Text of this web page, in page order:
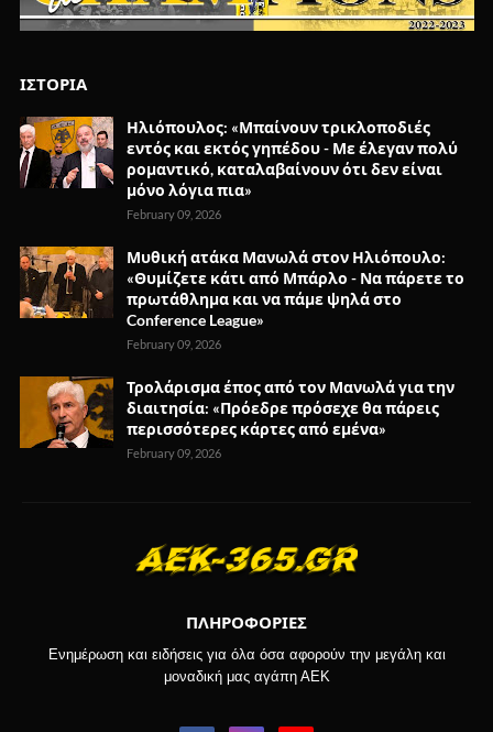
ΙΣΤΟΡΙΑ
Ηλιόπουλος: «Μπαίνουν τρικλοποδιές
εντός και εκτός γηπέδου - Με έλεγαν πολύ
ρομαντικό, καταλαβαίνουν ότι δεν είναι
μόνο λόγια πια»
February 09, 2026
Μυθική ατάκα Μανωλά στον Ηλιόπουλο:
«Θυμίζετε κάτι από Μπάρλο - Να πάρετε το
πρωτάθλημα και να πάμε ψηλά στο
Conference League»
February 09, 2026
Τρολάρισμα έπος από τον Μανωλά για την
διαιτησία: «Πρόεδρε πρόσεχε θα πάρεις
περισσότερες κάρτες από εμένα»
February 09, 2026
ΠΛΗΡΟΦΟΡΙΕΣ
Ενημέρωση και ειδήσεις για όλα όσα αφορούν την μεγάλη και
μοναδική μας αγάπη ΑΕΚ